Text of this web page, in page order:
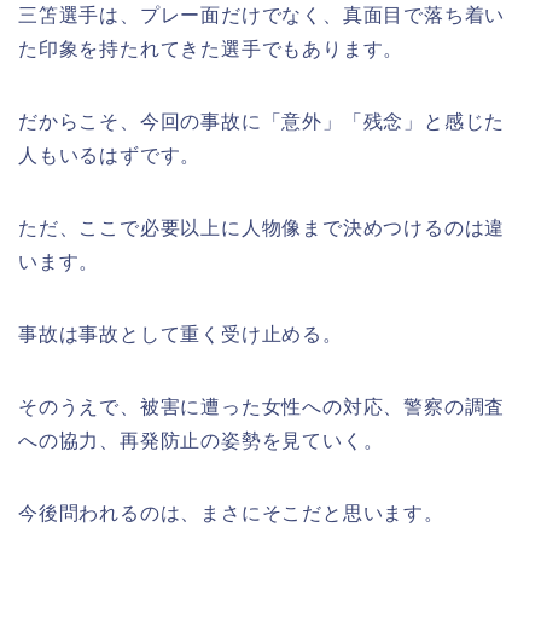
三笘選手は、プレー面だけでなく、真面目で落ち着い
た印象を持たれてきた選手でもあります。
だからこそ、今回の事故に「意外」「残念」と感じた
人もいるはずです。
ただ、ここで必要以上に人物像まで決めつけるのは違
います。
事故は事故として重く受け止める。
そのうえで、被害に遭った女性への対応、警察の調査
への協力、再発防止の姿勢を見ていく。
今後問われるのは、まさにそこだと思います。